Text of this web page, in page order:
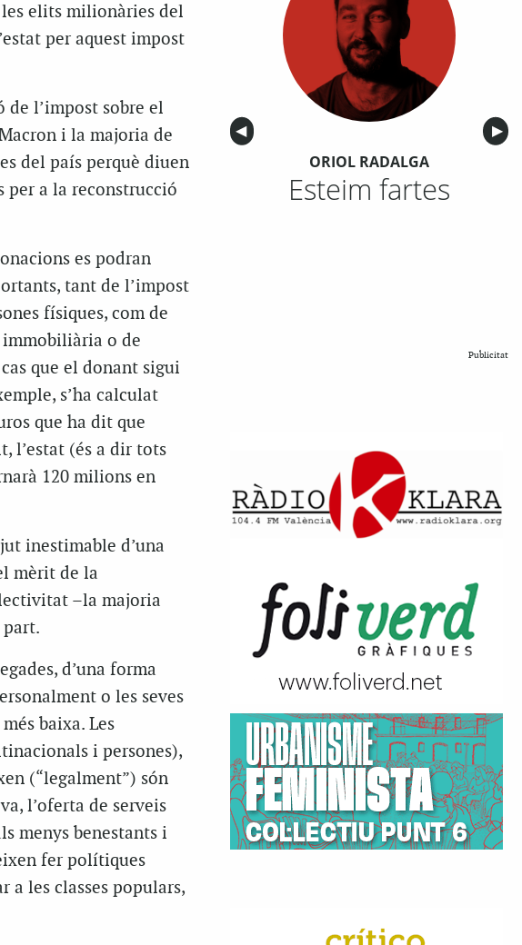
les elits milionàries del
per aquest impost
l’impost sobre el
i la majoria de
del país perquè diuen
per a la reconstrucció
es podran
tant de l’impost
físiques, com de
o de
que el donant sigui
s’ha calculat
que ha dit que
, l’estat (és a dir tots
120 milions en
inestimable d’una
mèrit de la
–la majoria
part.
d’una forma
o les seves
baixa. Les
i persones),
(“legalment”) són
l’oferta de serveis
menys benestants i
fer polítiques
a les classes populars,
Anterior
◀︎ ▶︎
ORIOL RADALGA
Esteim fartes
Publicitat